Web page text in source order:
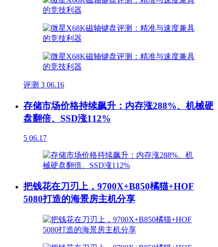
评测 3 06.16
存储市场价格持续飙升：内存涨288%、机械硬
盘翻倍、SSD涨112%
5 06.17
把钱花在刀刃上，9700X+B850橘猫+HOF
5080打造的海景房主机分享